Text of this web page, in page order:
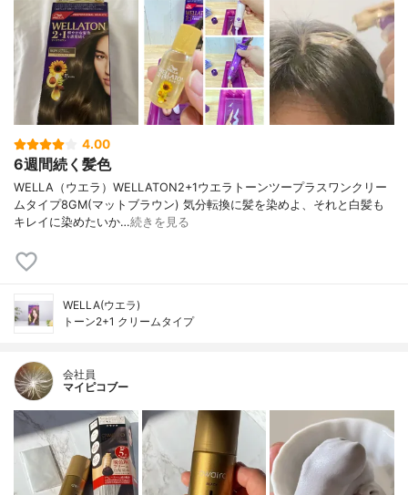
4.00
6週間続く髪色
WELLA（ウエラ）WELLATON2+1ウエラトーンツープラスワンクリー
ムタイプ8GM(マットブラウン) 気分転換に髪を染めよ、それと白髪も
キレイに染めたいか…続きを見る
WELLA(ウエラ)
トーン2+1 クリームタイプ
会社員
マイピコブー